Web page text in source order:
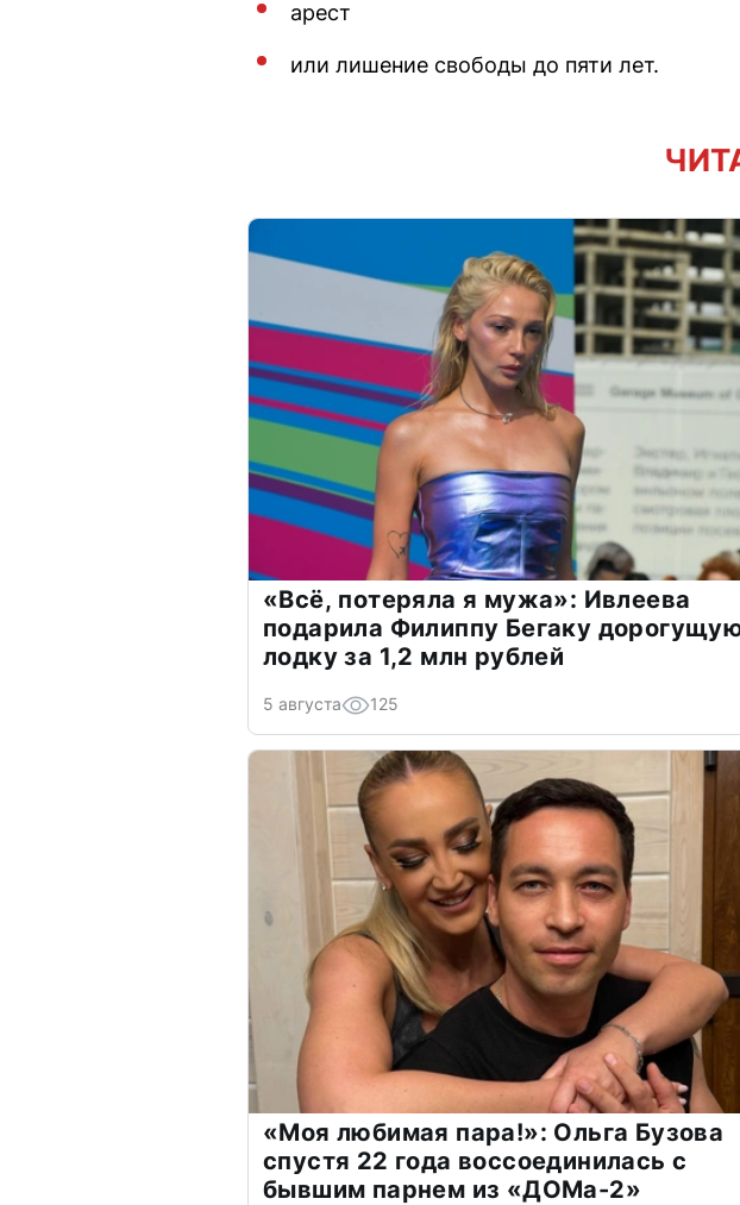
арест
или лишение свободы до пяти лет.
«Всё, потеряла я мужа»: Ивлеева
подарила Филиппу Бегаку
лодку за 1,2 млн рублей
5 августа 125
«Моя любимая пара!»: Ольга Бузова
спустя 22 года воссоединилась с
бывшим парнем из «ДОМа-2»